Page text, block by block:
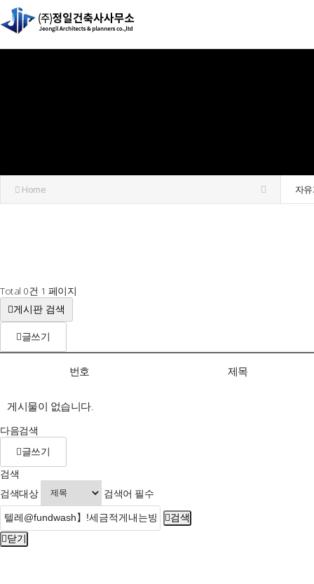
Home 자
Total 0건 1 페이지
게시판 검색
글쓰기
번호 제목
게시물이 없습니다.
다음검색
글쓰기
검색
검색대상
검색어 필수
검색
닫기